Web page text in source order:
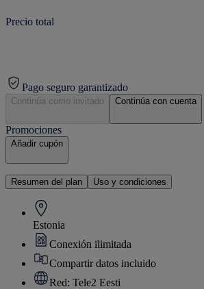
Precio total
Pago seguro garantizado
Continúa como invitado Continúa con cuenta
Promociones
Añadir cupón
Resumen del plan Uso y condiciones
Estonia
Conexión ilimitada
Compartir datos incluido
Red: Tele2 Eesti